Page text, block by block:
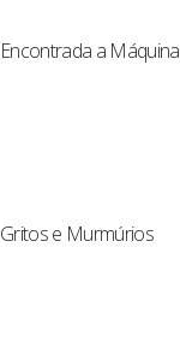
Encontrada a
Gritos e Murmúrios